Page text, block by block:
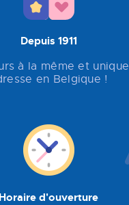
Depuis 1911
à la même et unique
en Belgique !
Horaire d'ouverture